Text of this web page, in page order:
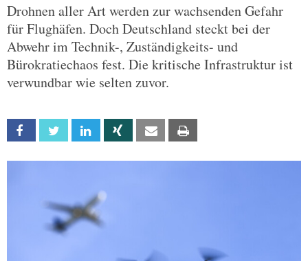
Drohnen aller Art werden zur wachsenden Gefahr
für Flughäfen. Doch Deutschland steckt bei der
Abwehr im Technik-, Zuständigkeits- und
Bürokratiechaos fest. Die kritische Infrastruktur ist
verwundbar wie selten zuvor.
Facebook Twitter Linkedin Xing Email